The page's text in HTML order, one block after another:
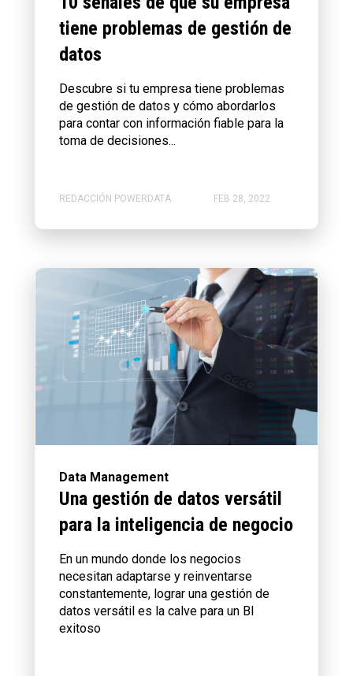
tiene problemas de gestión de
datos
Descubre si tu empresa tiene problemas
de gestión de datos y cómo abordarlos
para contar con información fiable para la
toma de decisiones...
REDACCIÓN POWERDATA FEB 28, 2022
Data Management
Una gestión de datos versátil
para la inteligencia de negocio
En un mundo donde los negocios
necesitan adaptarse y reinventarse
constantemente, lograr una gestión de
datos versátil es la calve para un BI
exitoso